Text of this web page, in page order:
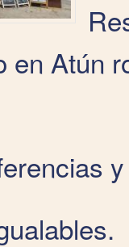
en Atún